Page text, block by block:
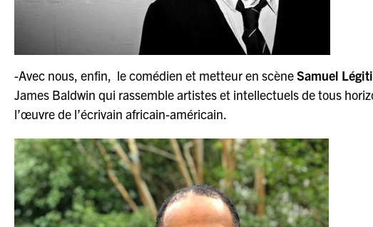
-Avec nous, enfin, le comédien et metteur en scèneSamuel
James Baldwin qui rassemble artistes et intellectuels de tous
l’œuvre de l’écrivain africain-américain.